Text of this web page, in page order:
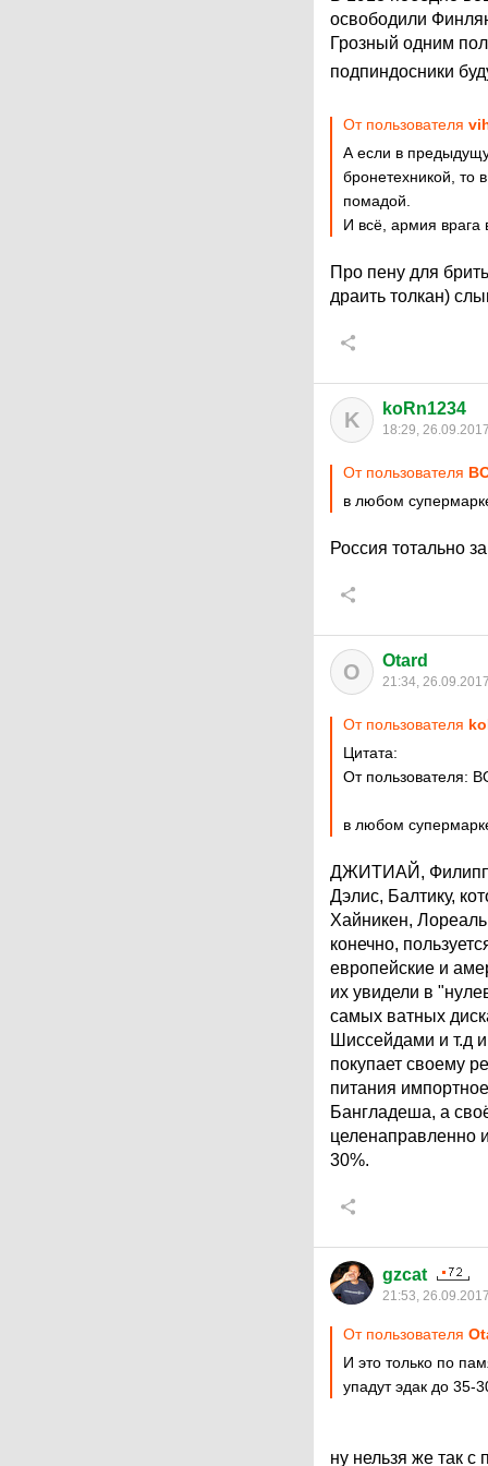
освободили
Грозный одним
подпиндосники
От пользователя
А если в
бронетехникой, то
помадой.
И всё, армия врага
Про пену для
драить толкан)
K koRn1234
18:29,
От пользователя
в любом
Россия тотально
O Otard
21:34,
От пользователя
Цитата:
От пользователя:
в любом
ДЖИТИАЙ, Филипп
Дэлис, Балтику,
Хайникен,
конечно,
европейские и
их увидели в
самых ватных
Шиссейдами и т.д
покупает своему
питания
Бангладеша, а
целенаправленно
30%.
gzcat
21:53,
От пользователя
И это только по
упадут эдак до 35-
ну нельзя же так